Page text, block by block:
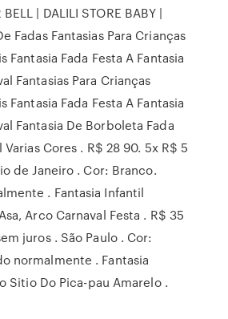
| DALILI STORE BABY |
Fadas Fantasias Para Crianças
Fantasia Fada Festa A Fantasia
Fantasias Para Crianças
Fantasia Fada Festa A Fantasia
Fantasia De Borboleta Fada
Cores . R$ 28 90. 5x R$ 5
de Janeiro . Cor: Branco.
. Fantasia Infantil
Arco Carnaval Festa . R$ 35
juros . São Paulo . Cor:
normalmente . Fantasia
Sitio Do Pica-pau Amarelo .